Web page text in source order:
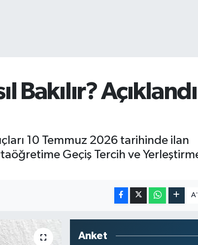
Bakılır?
10 Temmuz 2026 tarihinde ilan
Geçiş Tercih ve
A-
Anket